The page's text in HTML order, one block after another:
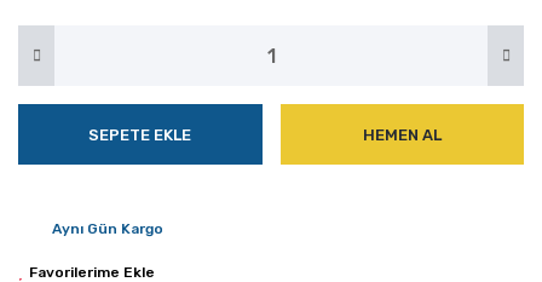
SEPETE EKLE HEMEN AL
Aynı Gün Kargo